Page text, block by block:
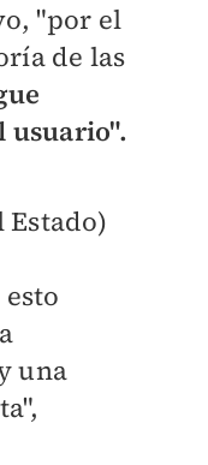
"por el
de las
usuario".
Estado)
una